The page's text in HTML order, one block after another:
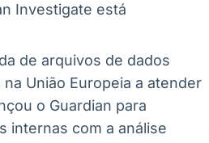
Investigate está
de arquivos de dados
União Europeia a atender
o Guardian para
internas com a análise